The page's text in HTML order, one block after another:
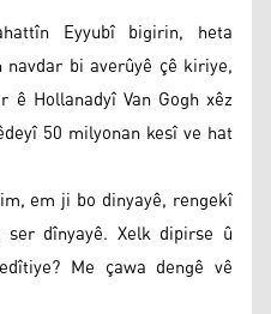
Eyyubî bigirin, heta
bi averûyê çê kiriye,
Hollanadyî Van Gogh xêz
50 milyonan kesî ve hat
em ji bo dinyayê, rengekî
dînyayê. Xelk dipirse û
Me çawa dengê vê